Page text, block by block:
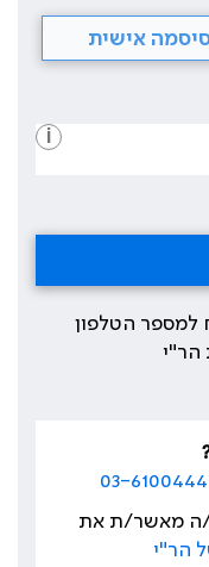
אישית
i
למספר הטלפון
הר"י
03-6100444
ה מאשר/ת את
הר"י